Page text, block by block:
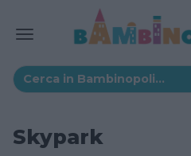
Skypark